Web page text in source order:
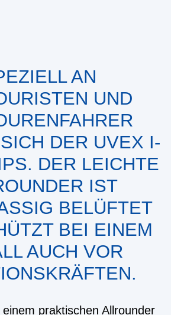
AN
UND
DER UVEX I-
DER LEICHTE
IST
BELÜFTET
BEI EINEM
AUCH VOR
praktischen Allrounder